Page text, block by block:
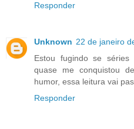
Responder
Unknown 22 de janeiro
Estou fugindo se
quase me conquistou
humor, essa leitura vai
Responder